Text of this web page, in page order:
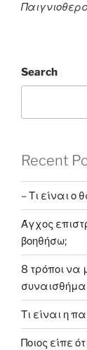
Search
Recent
– Τι είναι
Άγχος
βοηθήσω;
8 τρόποι να
Τι είναι η
Ποιος είπε